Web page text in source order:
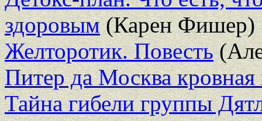
здоровым(Карен Фишер)
Желторотик. Повесть
Питер да Москва кровная
Тайна гибели группы